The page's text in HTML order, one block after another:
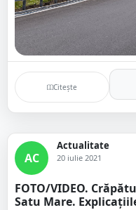
Citește
AC
Actualitate
20 iulie 2021
FOTO/VIDEO.
Satu Mare.